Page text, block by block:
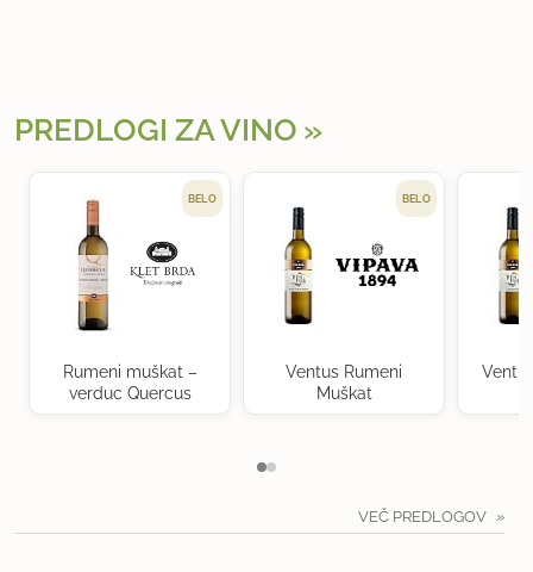
PREDLOGI ZA VINO
BELO
Rumeni muškat –
verduc Quercus
BELO
Ventus Rumeni
Muškat
VEČ PREDLOGOV